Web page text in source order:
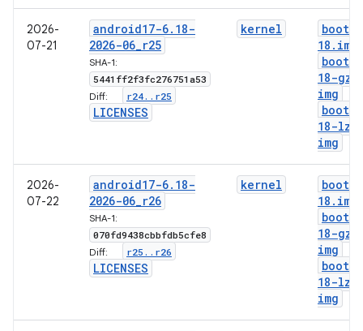
2026-
07-21
android17-6. 18-
2026-06_r25
SHA-1:
5441ff2f3fc276751a53
Diff: r24. . r25
LICENSES
kernel
boot-6
18 . img
boot-6
18-gz
img
boot-6
18-lz4
img
2026-
07-22
android17-6. 18-
2026-06_r26
SHA-1:
070fd9438cbbfdb5cfe8
Diff: r25 . . r26
LICENSES
kernel
boot-6
18 . img
boot-6
18-gz
img
boot-6
18-lz4
img